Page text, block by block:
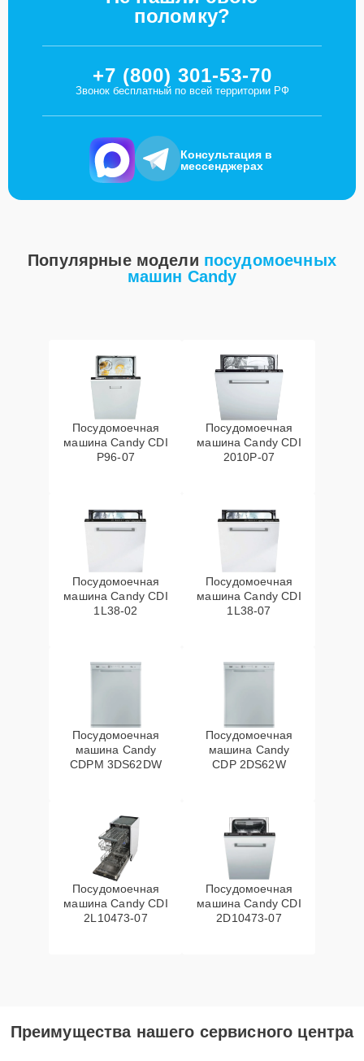
поломку?
+7 (800) 301-53-70
Звонок бесплатный по всей территории РФ
Консультация в
мессенджерах
Популярные модели посудомоечных
машин Candy
Посудомоечная
машина Candy CDI
P96-07
Посудомоечная
машина Candy CDI
2010P-07
Посудомоечная
машина Candy CDI
1L38-02
Посудомоечная
машина Candy CDI
1L38-07
Посудомоечная
машина Candy
CDPM 3DS62DW
Посудомоечная
машина Candy
CDP 2DS62W
Посудомоечная
машина Candy CDI
2L10473-07
Посудомоечная
машина Candy CDI
2D10473-07
Преимущества нашего сервисного центра